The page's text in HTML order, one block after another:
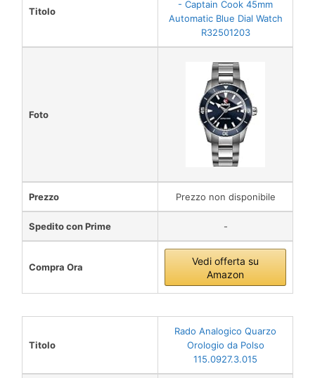
Titolo
- Captain Cook 45mm
Automatic Blue Dial Watch
R32501203
Foto
Prezzo Prezzo non disponibile
Spedito con Prime -
Compra Ora
Vedi offerta su
Amazon
Titolo
Rado Analogico Quarzo
Orologio da Polso
115.0927.3.015